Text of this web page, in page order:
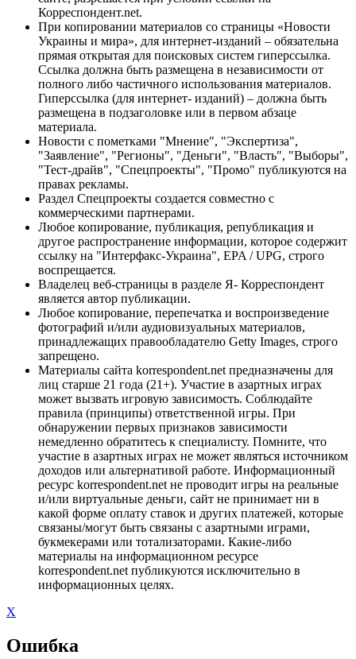
Корреспондент.net.
При копировании материалов со страницы «Новости
Украины и мира», для интернет-изданий – обязательна
прямая открытая для поисковых систем гиперссылка.
Ссылка должна быть размещена в независимости от
полного либо частичного использования материалов.
Гиперссылка (для интернет- изданий) – должна быть
размещена в подзаголовке или в первом абзаце
материала.
Новости с пометками "Мнение", "Экспертиза",
"Заявление", "Регионы", "Деньги", "Власть", "Выборы",
"Тест-драйв", "Спецпроекты", "Промо" публикуются на
правах рекламы.
Раздел Спецпроекты создается совместно с
коммерческими партнерами.
Любое копирование, публикация, републикация и
другое распространение информации, которое содержит
ссылку на "Интерфакс-Украина", EPA / UPG, строго
воспрещается.
Владелец веб-страницы в разделе Я- Корреспондент
является автор публикации.
Любое копирование, перепечатка и воспроизведение
фотографий и/или аудиовизуальных материалов,
принадлежащих правообладателю Getty Images, строго
запрещено.
Материалы сайта korrespondent.net предназначены для
лиц старше 21 года (21+). Участие в азартных играх
может вызвать игровую зависимость. Соблюдайте
правила (принципы) ответственной игры. При
обнаружении первых признаков зависимости
немедленно обратитесь к специалисту. Помните, что
участие в азартных играх не может являться источником
доходов или альтернативой работе. Информационный
ресурс korrespondent.net не проводит игры на реальные
и/или виртуальные деньги, сайт не принимает ни в
какой форме оплату ставок и других платежей, которые
связаны/могут быть связаны с азартными играми,
букмекерами или тотализаторами. Какие-либо
материалы на информационном ресурсе
korrespondent.net публикуются исключительно в
информационных целях.
X
Ошибка